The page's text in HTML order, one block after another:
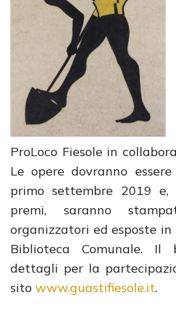
ProLoco Fiesole in
Le opere dovranno
primo settembre 2019
premi, saranno
organizzatori ed esposte
Biblioteca Comunale.
dettagli per la
sito www.guastifiesole.it.